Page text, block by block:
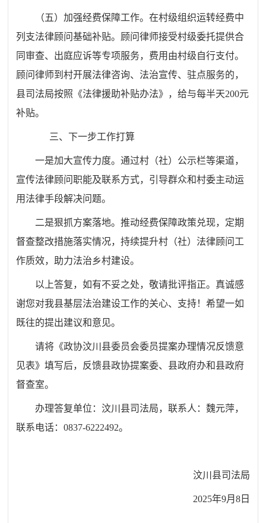
（五）加强经费保障工作。在村级组织运转经费中
列支法律顾问基础补贴。顾问律师接受村级委托提供合
同审查、出庭应诉等专项服务，费用由村级自行支付。
顾问律师到村开展法律咨询、法治宣传、驻点服务的，
县司法局按照《法律援助补贴办法》，给与每半天200元
补贴。
三、下一步工作打算
一是加大宣传力度。通过村（社）公示栏等渠道，
宣传法律顾问职能及联系方式，引导群众和村委主动运
用法律手段解决问题。
二是狠抓方案落地。推动经费保障政策兑现，定期
督查整改措施落实情况，持续提升村（社）法律顾问工
作质效，助力法治乡村建设。
以上答复，如有不妥之处，敬请批评指正。真诚感
谢您对我县基层法治建设工作的关心、支持！希望一如
既往的提出建议和意见。
请将《政协汶川县委员会委员提案办理情况反馈意
见表》填写后，反馈县政协提案委、县政府办和县政府
督查室。
办理答复单位：汶川县司法局，联系人：魏元萍，
联系电话：0837-6222492。
汶川县司法局
2025年9月8日